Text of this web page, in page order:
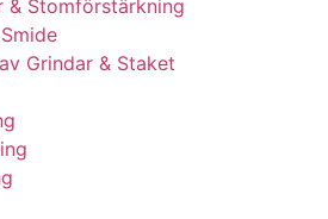
& Stomförstärkning
Grindar & Staket